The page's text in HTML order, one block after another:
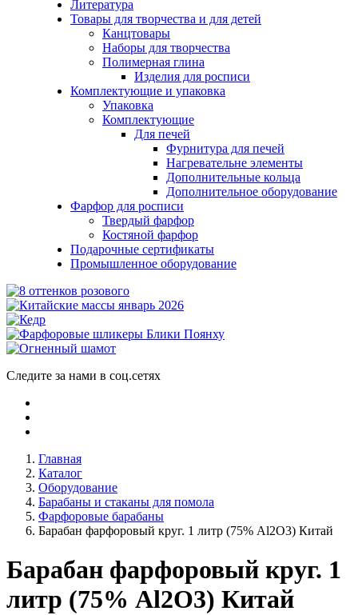
Литература
Товары для творчества и для детей
Канцтовары
Наборы для творчества
Полимерная глина
Изделия для росписи
Комплектующие и упаковка
Упаковка
Комплектующие
Для печей
Фурнитура для печей
Нагревательне элементы
Дополнительные кольца
Дополнительное оборудование
Фарфор для росписи
Твердый фарфор
Костяной фарфор
Подарочные сертификаты
Промышленное оборудование
Следите за нами в соц.сетях
Главная
Каталог
Оборудование
Барабаны и стаканы для помола
Фарфоровые барабаны
Барабан фарфоровый круг. 1 литр (75% Al2O3) Китай
Барабан фарфоровый круг. 1
литр (75% Al2O3) Китай